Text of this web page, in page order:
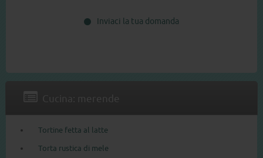
Inviaci la tua domanda
Cucina: merende
Tortine fetta al latte
Torta rustica di mele